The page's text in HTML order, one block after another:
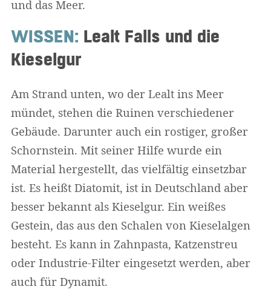
und das Meer.
WISSEN: Lealt Falls und die
Kieselgur
Am Strand unten, wo der Lealt ins Meer
mündet, stehen die Ruinen verschiedener
Gebäude. Darunter auch ein rostiger, großer
Schornstein. Mit seiner Hilfe wurde ein
Material hergestellt, das vielfältig einsetzbar
ist. Es heißt Diatomit, ist in Deutschland aber
besser bekannt als Kieselgur. Ein weißes
Gestein, das aus den Schalen von Kieselalgen
besteht. Es kann in Zahnpasta, Katzenstreu
oder Industrie-Filter eingesetzt werden, aber
auch für Dynamit.